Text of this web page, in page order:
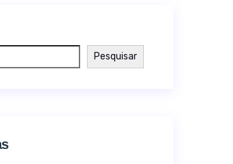
Pesquisar